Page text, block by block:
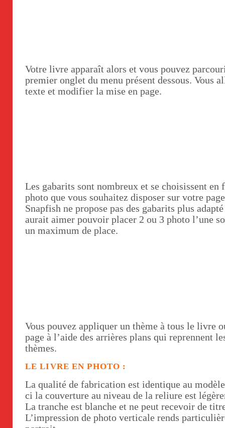
Votre livre apparaît alors et vous pouvez
premier onglet du menu présent dessous. Vous
texte et modifier la mise en page.
Les gabarits sont nombreux et se choisissent en
photo que vous souhaitez disposer sur votre
Snapfish ne propose pas des gabarits plus
aurait aimer pouvoir placer 2 ou 3 photo l’une
un maximum de place.
Vous pouvez appliquer un thème à tous le livre
page à l’aide des arrières plans qui reprennent
thèmes.
LE LIVRE EN PHOTO :
La qualité de fabrication est identique au
ci la couverture au niveau de la reliure est
La tranche est blanche et ne peut recevoir de
L’impression de photo verticale rends